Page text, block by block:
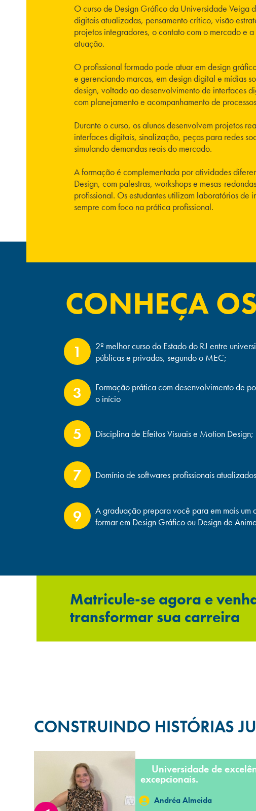
O curso de Design Gráfico da Universidade Veiga
digitais atualizadas, pensamento crítico, visão
projetos integradores, o contato com o mercado e
atuação.
O profissional formado pode atuar em design
e gerenciando marcas, em design digital e mídias
design, voltado ao desenvolvimento de interfaces
com planejamento e acompanhamento de
Durante o curso, os alunos desenvolvem projetos
interfaces digitais, sinalização, peças para redes
simulando demandas reais do mercado.
A formação é complementada por atividades
Design, com palestras, workshops e mesas-
profissional. Os estudantes utilizam laboratórios
sempre com foco na prática profissional.
CONHEÇA
1
2º melhor curso do Estado do RJ entre
públicas e privadas, segundo o MEC;
3
Formação prática com desenvolvimento de
o início
5 Disciplina de Efeitos Visuais e Motion Design;
7 Domínio de softwares profissionais atualizados
9
A graduação prepara você para em mais um
formar em Design Gráfico ou Design de
Matricule-se agora e
transformar sua carreira
CONSTRUINDO HISTÓRIAS
Universidade de
excepcionais.
Andréa Almeida